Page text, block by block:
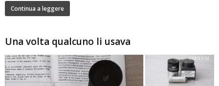
Continua a leggere
Una volta qualcuno li usava